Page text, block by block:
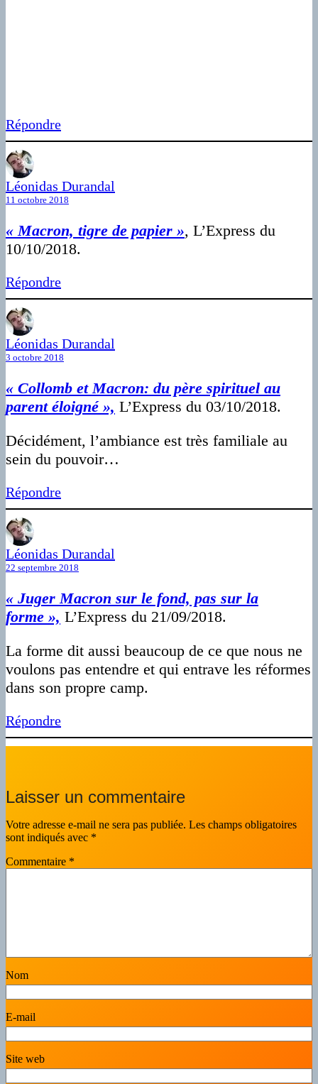
Répondre
Léonidas Durandal
11 octobre 2018
« Macron, tigre de papier », L’Express du
10/10/2018.
Répondre
Léonidas Durandal
3 octobre 2018
« Collomb et Macron: du père spirituel au
parent éloigné », L’Express du 03/10/2018.
Décidément, l’ambiance est très familiale au
sein du pouvoir…
Répondre
Léonidas Durandal
22 septembre 2018
« Juger Macron sur le fond, pas sur la
forme », L’Express du 21/09/2018.
La forme dit aussi beaucoup de ce que nous ne
voulons pas entendre et qui entrave les réformes
dans son propre camp.
Répondre
Laisser un commentaire
Votre adresse e-mail ne sera pas publiée. Les champs obligatoires
sont indiqués avec *
Commentaire *
Nom
E-mail
Site web